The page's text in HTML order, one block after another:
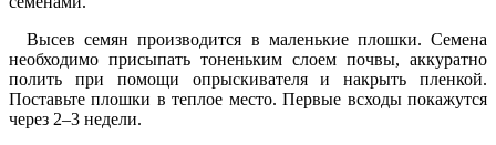
Высев семян производится в маленькие плошки. Семена
необходимо присыпать тоненьким слоем почвы, аккуратно
полить при помощи опрыскивателя и накрыть пленкой.
Поставьте плошки в теплое место. Первые всходы покажутся
через 2–3 недели.